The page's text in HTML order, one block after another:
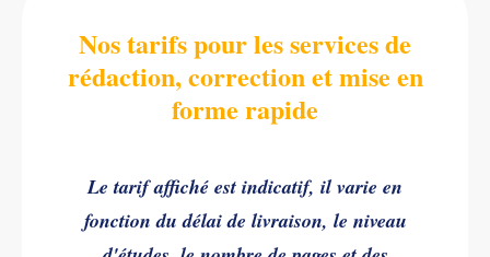
Nos tarifs pour les services de
rédaction, correction et mise en
forme rapide
Le tarif affiché est indicatif, il varie en
fonction du délai de livraison, le niveau